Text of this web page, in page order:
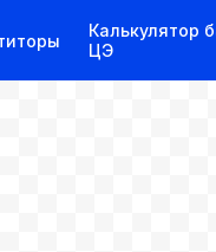
Калькулятор
ЦЭ